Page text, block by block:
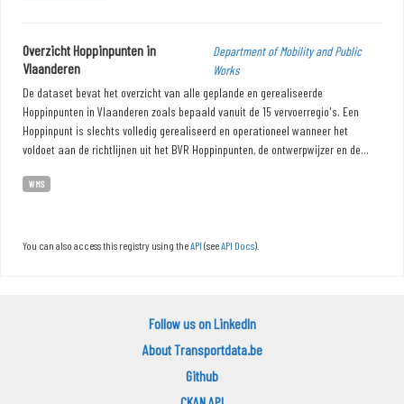
Overzicht Hoppinpunten in
Vlaanderen
Department of Mobility and Public
Works
De dataset bevat het overzicht van alle geplande en gerealiseerde
Hoppinpunten in Vlaanderen zoals bepaald vanuit de 15 vervoerregio's. Een
Hoppinpunt is slechts volledig gerealiseerd en operationeel wanneer het
voldoet aan de richtlijnen uit het BVR Hoppinpunten, de ontwerpwijzer en de...
WMS
You can also access this registry using theAPI (seeAPI Docs).
Follow us on LinkedIn
About Transportdata.be
Github